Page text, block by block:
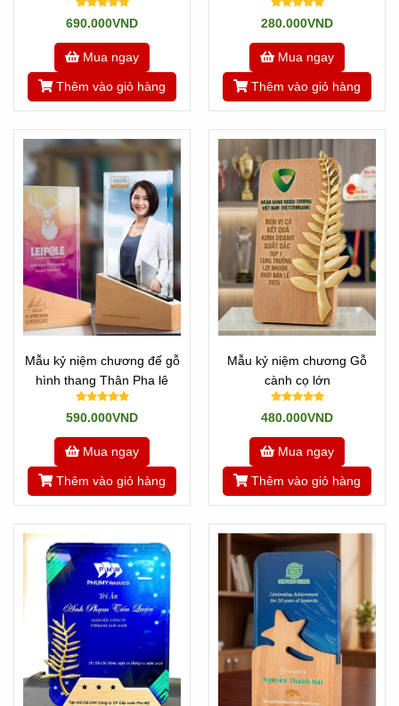
690.000VND
Mua ngay
Thêm vào giỏ hàng
280.000VND
Mua ngay
Thêm vào giỏ hàng
Mẫu kỷ niệm chương đế gỗ
hình thang Thân Pha lê
590.000VND
Mua ngay
Thêm vào giỏ hàng
Mẫu kỷ niệm chương Gỗ
cành cọ lớn
480.000VND
Mua ngay
Thêm vào giỏ hàng